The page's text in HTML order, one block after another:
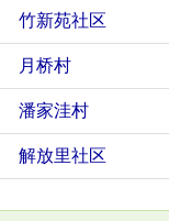
竹新苑社区
月桥村
潘家洼村
解放里社区